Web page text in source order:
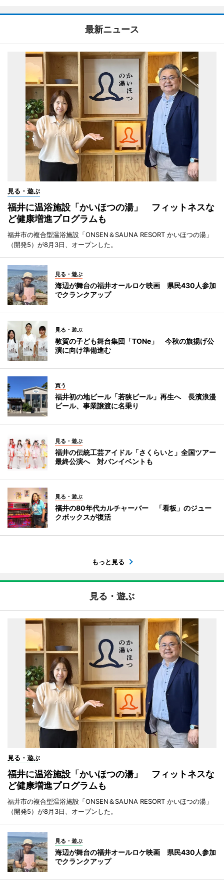
最新ニュース
見る・遊ぶ
福井に温浴施設「かいほつの湯」 フィットネスな
ど健康増進プログラムも
福井市の複合型温浴施設「ONSEN＆SAUNA RESORT かいほつの湯」
（開発5）が8月3日、オープンした。
見る・遊ぶ
海辺が舞台の福井オールロケ映画 県民430人参加
でクランクアップ
見る・遊ぶ
敦賀の子ども舞台集団「TONe」 今秋の旗揚げ公
演に向け準備進む
買う
福井初の地ビール「若狭ビール」再生へ 長濱浪漫
ビール、事業譲渡に名乗り
見る・遊ぶ
福井の伝統工芸アイドル「さくらいと」全国ツアー
最終公演へ 対バンイベントも
見る・遊ぶ
福井の80年代カルチャーバー 「看板」のジュー
クボックスが復活
もっと見る
見る・遊ぶ
見る・遊ぶ
福井に温浴施設「かいほつの湯」 フィットネスな
ど健康増進プログラムも
福井市の複合型温浴施設「ONSEN＆SAUNA RESORT かいほつの湯」
（開発5）が8月3日、オープンした。
見る・遊ぶ
海辺が舞台の福井オールロケ映画 県民430人参加
でクランクアップ